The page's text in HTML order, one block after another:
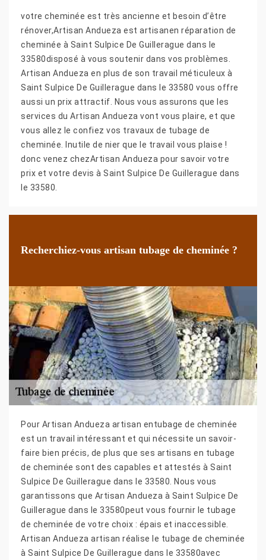
votre cheminée est très ancienne et besoin d’être
rénover,Artisan Andueza est artisanen réparation de
cheminée à Saint Sulpice De Guillerague dans le
33580disposé à vous soutenir dans vos problèmes.
Artisan Andueza en plus de son travail méticuleux à
Saint Sulpice De Guillerague dans le 33580 vous offre
aussi un prix attractif. Nous vous assurons que les
services du Artisan Andueza vont vous plaire, et que
vous allez le confiez vos travaux de tubage de
cheminée. Inutile de nier que le travail vous plaise !
donc venez chezArtisan Andueza pour savoir votre
prix et votre devis à Saint Sulpice De Guillerague dans
le 33580.
Recherchiez-vous artisan tubage de cheminée ?
Pour Artisan Andueza artisan entubage de cheminée
est un travail intéressant et qui nécessite un savoir-
faire bien précis, de plus que ses artisans en tubage
de cheminée sont des capables et attestés à Saint
Sulpice De Guillerague dans le 33580. Nous vous
garantissons que Artisan Andueza à Saint Sulpice De
Guillerague dans le 33580peut vous fournir le tubage
de cheminée de votre choix : épais et inaccessible.
Artisan Andueza artisan réalise le tubage de cheminée
à Saint Sulpice De Guillerague dans le 33580avec